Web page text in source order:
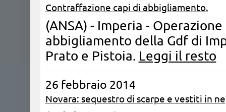
Contraffazione capi di abbigliamento.
(ANSA) - Imperia -
abbigliamento della Gdf di
Prato e Pistoia. Leggi il resto
26 febbraio 2014
Novara: sequestro di scarpe e vestiti in